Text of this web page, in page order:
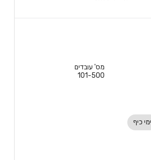
מס' עובדים
101-500
ימי כיף